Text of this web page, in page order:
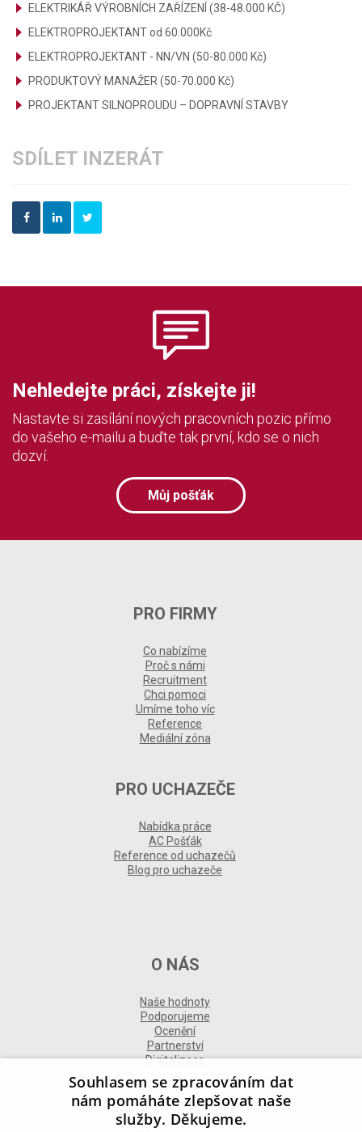
ELEKTRIKÁŘ VÝROBNÍCH ZAŘÍZENÍ (38-48.000 KČ)
ELEKTROPROJEKTANT od 60.000Kč
ELEKTROPROJEKTANT - NN/VN (50-80.000 Kč)
PRODUKTOVÝ MANAŽER (50-70.000 Kč)
PROJEKTANT SILNOPROUDU – DOPRAVNÍ STAVBY
SDÍLET INZERÁT
Nehledejte práci, získejte ji!
Nastavte si zasílání nových pracovních pozic přímo
do vašeho e-mailu a buďte tak první, kdo se o nich
dozví.
Můj pošťák
PRO FIRMY
Co nabízíme
Proč s námi
Recruitment
Chci pomoci
Umíme toho víc
Reference
Mediální zóna
PRO UCHAZEČE
Nabídka práce
AC Pošťák
Reference od uchazečů
Blog pro uchazeče
O NÁS
Naše hodnoty
Podporujeme
Ocenění
Partnerství
Digitalizace
Souhlasem se zpracováním dat
nám pomáháte zlepšovat naše
služby. Děkujeme.